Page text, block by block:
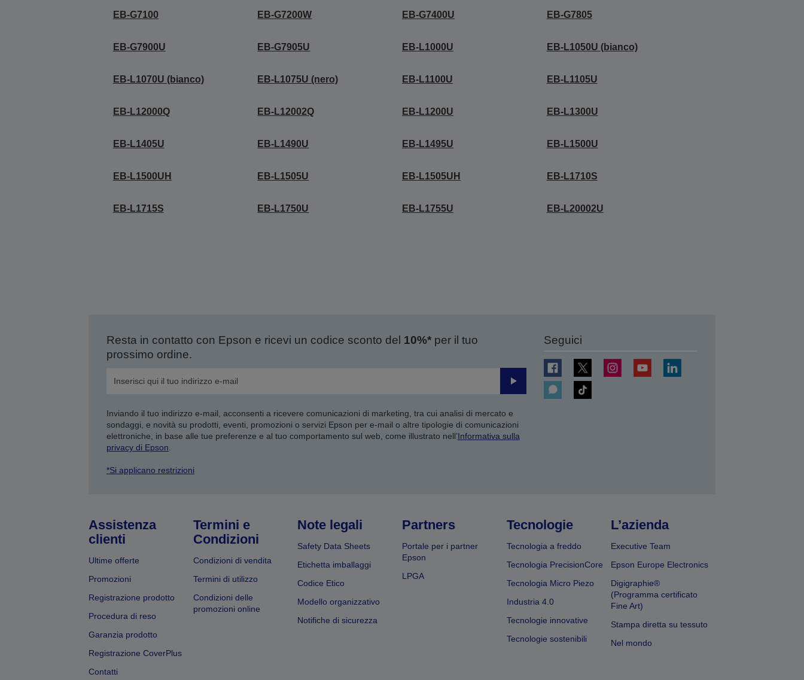
EB-G7100 EB-G7200W EB-G7400U EB-G7805
EB-G7900U EB-G7905U EB-L1000U EB-L1050U (bianco)
EB-L1070U (bianco) EB-L1075U (nero) EB-L1100U EB-L1105U
EB-L12000Q EB-L12002Q EB-L1200U EB-L1300U
EB-L1405U EB-L1490U EB-L1495U EB-L1500U
EB-L1500UH EB-L1505U EB-L1505UH EB-L1710S
EB-L1715S EB-L1750U EB-L1755U EB-L20002U
Resta in contatto con Epson e ricevi un codice sconto del 10%*per il tuo
prossimo ordine.
Invia
Inviando il tuo indirizzo e-mail, acconsenti a ricevere comunicazioni di marketing, tra cui analisi di mercato e
sondaggi, e novità su prodotti, eventi, promozioni o servizi Epson per e-mail o altre tipologie di comunicazioni
elettroniche, in base alle tue preferenze e al tuo comportamento sul web, come illustrato nell’Informativa sulla
privacy di Epson
*Si applicano restrizioni
Seguici
Assistenza
clienti
Ultime offerte
Promozioni
Registrazione prodotto
Procedura di reso
Garanzia prodotto
Registrazione CoverPlus
Contatti
Termini e
Condizioni
Condizioni di vendita
Termini di utilizzo
Condizioni delle
promozioni online
Note legali
Safety Data Sheets
Etichetta imballaggi
Codice Etico
Modello organizzativo
Notifiche di sicurezza
Partners
Portale per i partner
Epson
LPGA
Tecnologie
Tecnologia a freddo
Tecnologia PrecisionCore
Tecnologia Micro Piezo
Industria 4.0
Tecnologie innovative
Tecnologie sostenibili
L’azienda
Executive Team
Epson Europe Electronics
Digigraphie®
(Programma certificato
Fine Art)
Stampa diretta su tessuto
Nel mondo